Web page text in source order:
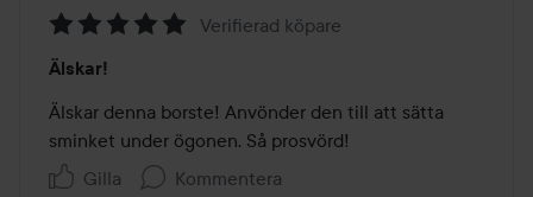
5
av
5
Verifierad köpare
Älskar!
Älskar denna borste! Anvönder den till att sätta
sminket under ögonen. Så prosvörd!
Gilla
Kommentera